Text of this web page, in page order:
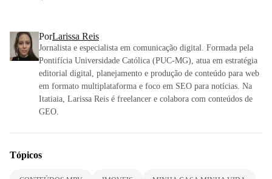
PorLarissa Reis
Jornalista e especialista em comunicação digital. Formada pela
Pontifícia Universidade Católica (PUC-MG), atua em estratégia
editorial digital, planejamento e produção de conteúdo para web
em formato multiplataforma e foco em SEO para notícias. Na
Itatiaia, Larissa Reis é freelancer e colabora com conteúdos de
GEO.
Tópicos